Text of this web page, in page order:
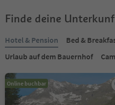
Finde deine
Hotel & Pension
Bed &
Urlaub auf dem Bauernhof
Online buchbar